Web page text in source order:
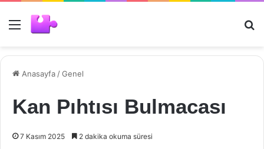
Menü
Anasayfa /Genel
Kan Pıhtısı Bulmacası
7 Kasım 2025 2 dakika okuma süresi